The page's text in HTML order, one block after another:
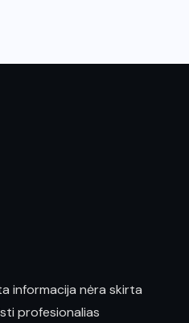
informacija nėra skirta
profesionalias